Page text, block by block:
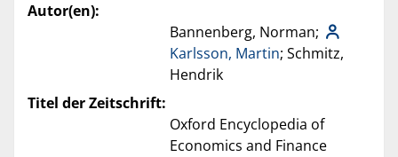
Autor(en):
Bannenberg, Norman;
Karlsson, Martin; Schmitz,
Hendrik
Titel der Zeitschrift:
Oxford Encyclopedia of
Economics and Finance